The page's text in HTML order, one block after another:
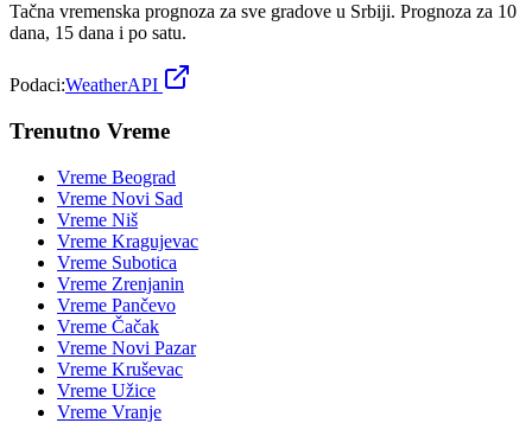
Tačna vremenska prognoza za sve gradove u Srbiji. Prognoza za 10
dana, 15 dana i po satu.
Podaci:WeatherAPI
Trenutno Vreme
Vreme Beograd
Vreme Novi Sad
Vreme Niš
Vreme Kragujevac
Vreme Subotica
Vreme Zrenjanin
Vreme Pančevo
Vreme Čačak
Vreme Novi Pazar
Vreme Kruševac
Vreme Užice
Vreme Vranje